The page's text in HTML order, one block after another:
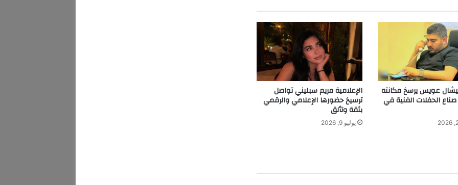
ب
ة
ع
ا
ل
م
ا
عويس يرسخ مكانته
صناع الحفلات الفنية في
الإعلامية مريم سبليني تواصل
ترسيخ حضورها الإعلامي والرقمي
بثقة وتألق
يوليو 9, 2026